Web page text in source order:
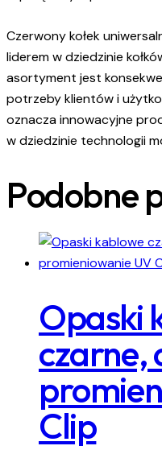
Czerwony kołek
liderem w dziedzinie
asortyment jest
potrzeby klientów i
oznacza innowacyjne
w dziedzinie technologii
Podobne
Opaski
czarne,
Clip